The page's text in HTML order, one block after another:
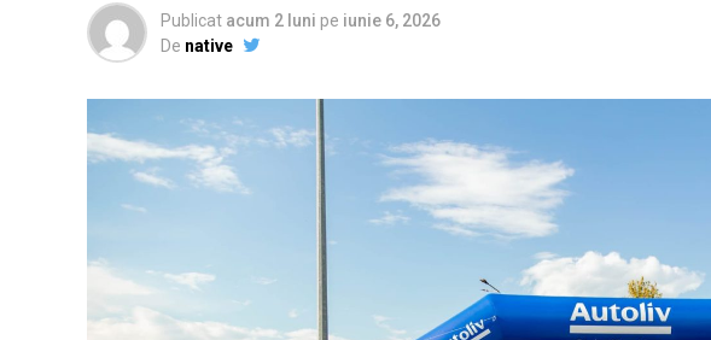
Publicat acum 2 luni pe iunie 6, 2026
De native